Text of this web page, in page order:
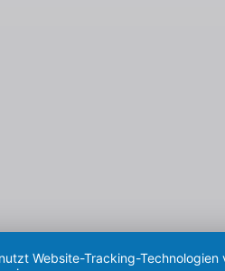
Website-Tracking-